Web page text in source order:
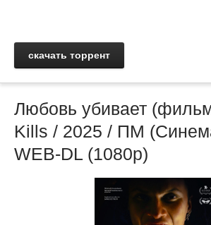
скачать торрент
Любовь убивает
Kills / 2025 / ПМ
WEB-DL (1080p)